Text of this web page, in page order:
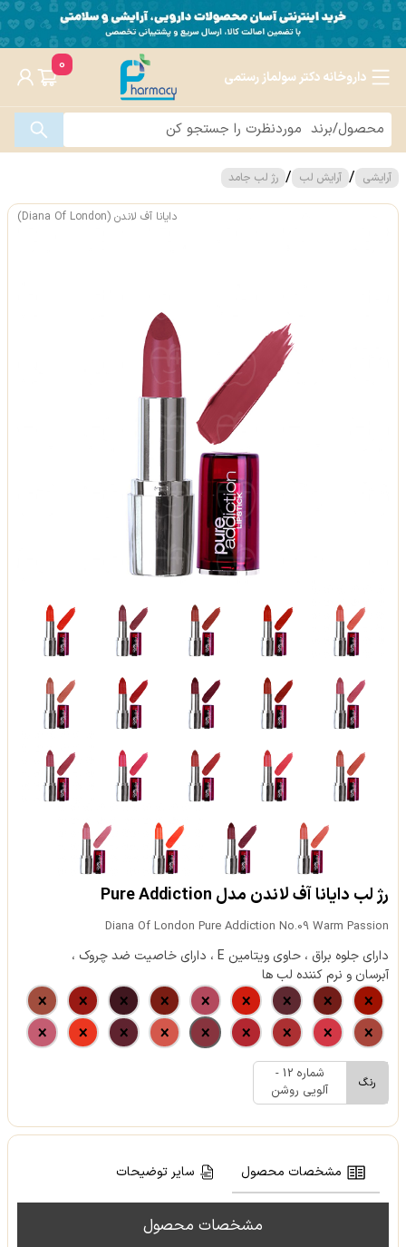
داروخانه دکتر سولماز رستمی
0
آرایشی / آرایش لب / رژ لب جامد
دایانا آف لاندن (Diana Of London)
رژ لب دایانا آف لاندن مدل Pure Addiction
Diana Of London Pure Addiction No.09 Warm Passion
دارای جلوه براق ، حاوی ویتامین E ، دارای خاصیت ضد چروک ،
آبرسان و نرم کننده لب ها
رنگ
شماره 12 -
آلویی روشن
مشخصات محصول سایر توضیحات
مشخصات محصول